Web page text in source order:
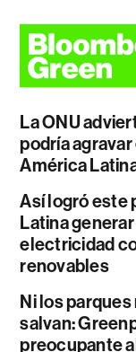
La ONU
podría
América
Así logró este
Latina
electricidad
renovables
Ni los
salvan:
preocupante